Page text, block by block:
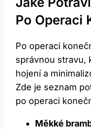
Po Operaci
Po operaci
správnou stravu,
hojení a
Zde je seznam
po operaci
Měkké